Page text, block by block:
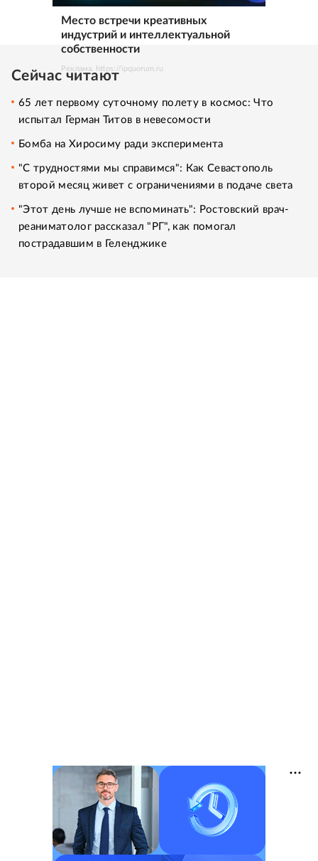
Место встречи креативных
индустрий и интеллектуальной
собственности
Реклама. https://ipquorum.ru
Сейчас читают
65 лет первому суточному полету в космос: Что
испытал Герман Титов в невесомости
Бомба на Хиросиму ради эксперимента
"С трудностями мы справимся": Как Севастополь
второй месяц живет с ограничениями в подаче света
"Этот день лучше не вспоминать": Ростовский врач-
реаниматолог рассказал "РГ", как помогал
пострадавшим в Геленджике